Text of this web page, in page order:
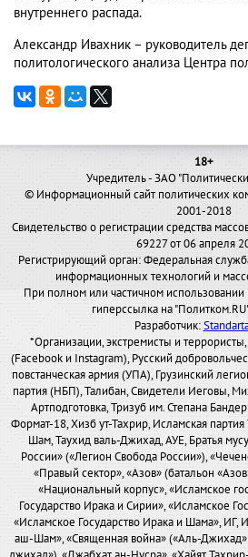
внутреннего распада.
Александр Ивахник – руководитель
политологического анализа Центра
18+
Учредитель - ЗАО
© Информационный сайт политических
2001-2018
Свидетельство о регистрации средства
69227 от 06 апреля
Регистрирующий орган: Федеральная
информационных технологий и
При полном или частичном использовании
гиперссылка на
Разработчик:
*Организации, экстремисты и
(Facebook и Instagram), Русский
повстанческая армия (УПА), Грузинский
партия (НБП), Талибан, Свидетели Иеговы,
Артподготовка, Тризуб им. Степана
Формат-18, Хизб ут-Тахрир, Исламская партия
Шам, Таухид валь-Джихад, АУЕ, Братья
России» («Легион Свобода России»),
«Правый сектор», «Азов» (батальон
«Национальный корпус», «Исламское
Государство Ирака и Сирии», «Исламское
«Исламское Государство Ирака и Шама»,
аш-Шам», «Священная война» («Аль-Джихад»